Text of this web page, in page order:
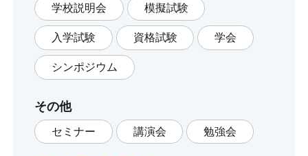
学校説明会 模擬試験
入学試験 資格試験 学会
シンポジウム
その他
セミナー 講演会 勉強会